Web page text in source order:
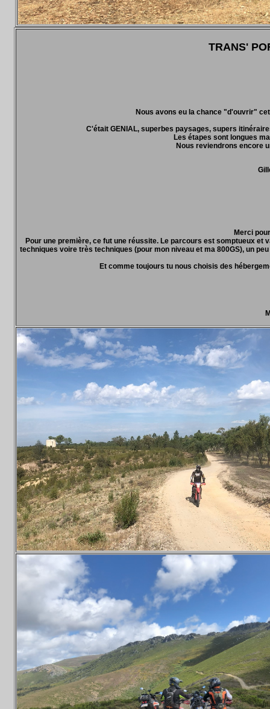
TRANS'
Nous avons eu la chance "d'ouvrir"
C'était GENIAL, superbes paysages, supers
Les étapes sont longues
Nous reviendrons encore
Merci
Pour une première, ce fut une réussite. Le parcours est somptueux
techniques voire très techniques (pour mon niveau et ma 800GS), un
Et comme toujours tu nous choisis des